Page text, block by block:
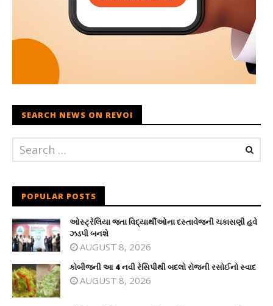
SEARCH NEWS ON REVOI
POPULAR POSTS
ઓસ્ટ્રેલિયા જતા વિદ્યાર્થીઓના દસ્તાવેજની ચકાસણી હવે
ઝડપી બનશે
AUGUST 8, 2026
કોબીજની આ 4 નવી રેસિપીથી બદલો રોજની રસોઈનો સ્વાદ
AUGUST 8, 2026